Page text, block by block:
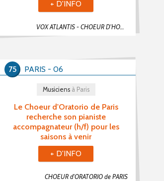
VOX ATLANTIS - CHOEUR D'HOMMES NANTAIS
+ D'INFO
Le Choeur d'Oratorio de Paris
recherche son pianiste
accompagnateur (h/f) pour les
saisons à venir
CHOEUR d'ORATORIO de PARIS
Musiciensà Paris
PARIS - 06
75
+ D'INFO